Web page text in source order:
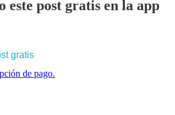
este post gratis en la app
gratis
de pago.